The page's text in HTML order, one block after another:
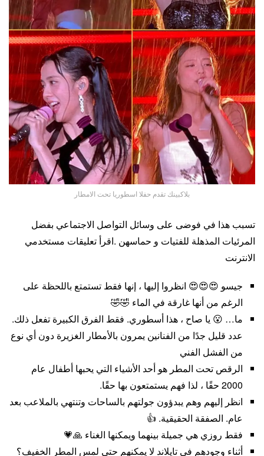
بلاكبينك تقدم حفلا اسطوريا تحت الامطار
تسبب هذا في فوضى على وسائل التواصل الاجتماعي بفضل
المرئيات المذهلة للفتيات و حماسهن .اقرأ تعليقات مستخدمي
الانترنت
جيسو 😍😍😍 انظروا إليها ، إنها فقط تستمتع باللحظة على
الرغم من أنها غارقة في الماء 🤣🤣
ما… 😮 يا صاح ، هذا أسطوري. فقط الفرق الكبيرة تفعل ذلك.
عدد قليل جدًا من الفنانين يمرون بالأمطار الغزيرة دون أي نوع
من الفشل الفني
الرقص تحت المطر هو أحد الأشياء التي يحبها أطفال عام
2000 حقًا ، لذا فهم يستمتعون بها حقًا.
انظر إليهم وهم يبدؤون جولتهم بالساحات وتنتهي بالملاعب بعد
عام. الصفقة الحقيقية. 👍
فقط روزي هي جميلة بينهما ويمكنها الغناء 🙏💗
أثناء وجودهم في تايلاند لا يمكنهم حتى لمس المطر الخفيف؟